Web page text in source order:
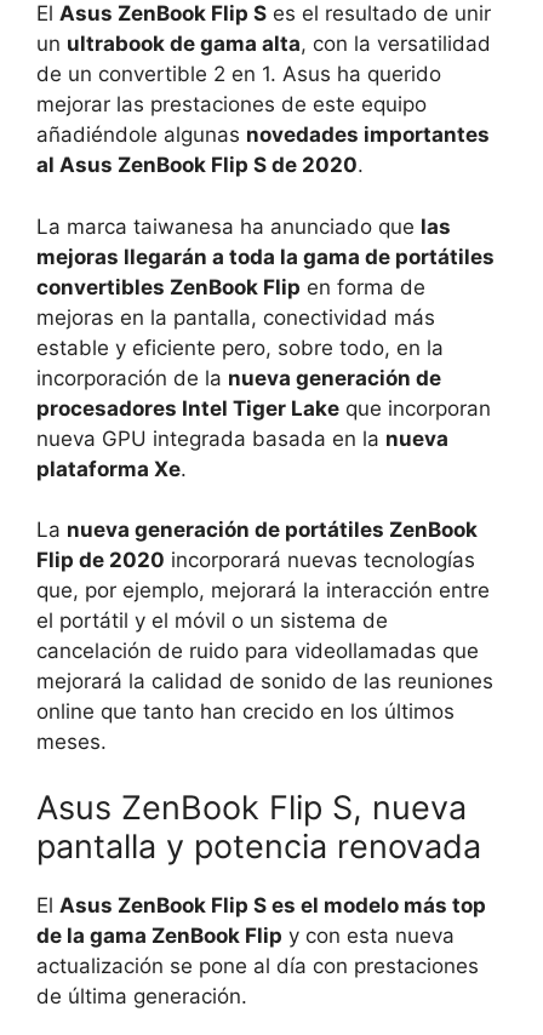
El Asus ZenBook Flip S es el resultado de unir
un ultrabook de gama alta, con la versatilidad
de un convertible 2 en 1. Asus ha querido
mejorar las prestaciones de este equipo
añadiéndole algunas novedades importantes
al Asus ZenBook Flip S de 2020.
La marca taiwanesa ha anunciado que las
mejoras llegarán a toda la gama de portátiles
convertibles ZenBook Flip en forma de
mejoras en la pantalla, conectividad más
estable y eficiente pero, sobre todo, en la
incorporación de la nueva generación de
procesadores Intel Tiger Lake que incorporan
nueva GPU integrada basada en la nueva
plataforma Xe.
La nueva generación de portátiles ZenBook
Flip de 2020 incorporará nuevas tecnologías
que, por ejemplo, mejorará la interacción entre
el portátil y el móvil o un sistema de
cancelación de ruido para videollamadas que
mejorará la calidad de sonido de las reuniones
online que tanto han crecido en los últimos
meses.
Asus ZenBook Flip S, nueva
pantalla y potencia renovada
El Asus ZenBook Flip S es el modelo más top
de la gama ZenBook Flip y con esta nueva
actualización se pone al día con prestaciones
de última generación.